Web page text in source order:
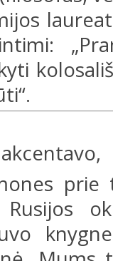
Rusijos